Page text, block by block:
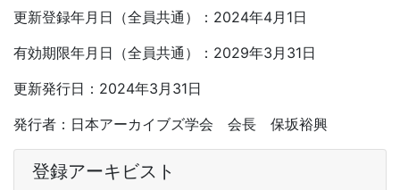
更新登録年月日（全員共通）：2024年4月1日
有効期限年月日（全員共通）：2029年3月31日
更新発行日：2024年3月31日
発行者：日本アーカイブズ学会 会長 保坂裕興
登録アーキビスト